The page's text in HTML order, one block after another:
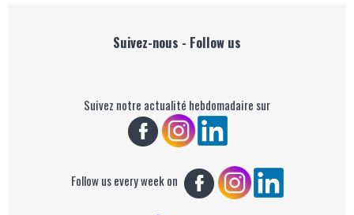
Suivez-nous - Follow us
Suivez notre actualité hebdomadaire sur
Follow us every week on